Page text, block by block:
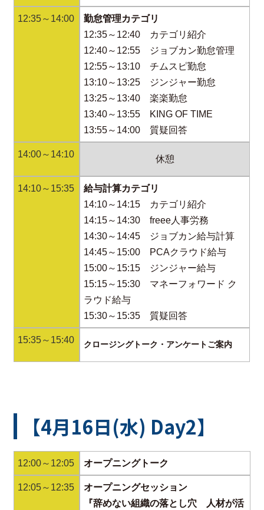
12:35～14:00
勤怠管理カテゴリ
12:35～12:40 カテゴリ紹介
12:40～12:55 ジョブカン勤怠管理
12:55～13:10 チムスピ勤怠
13:10～13:25 ジンジャー勤怠
13:25～13:40 楽楽勤怠
13:40～13:55 KING OF TIME
13:55～14:00 質疑回答
14:00～14:10 休憩
14:10～15:35
給与計算カテゴリ
14:10～14:15 カテゴリ紹介
14:15～14:30 freee人事労務
14:30～14:45 ジョブカン給与計算
14:45～15:00 PCAクラウド給与
15:00～15:15 ジンジャー給与
15:15～15:30 マネーフォワード ク
ラウド給与
15:30～15:35 質疑回答
15:35～15:40 クロージングトーク・アンケートご案内
【4月16日(水) Day2】
12:00～12:05 オープニングトーク
12:05～12:35
オープニングセッション
『辞めない組織の落とし穴 人材が活